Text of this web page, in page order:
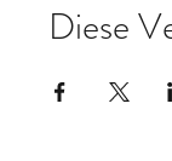
Diese